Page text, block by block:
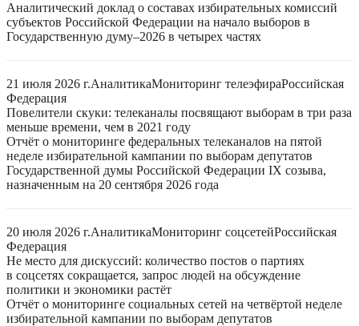
Аналитический доклад о составах избирательных комиссий
субъектов Российской Федерации на начало выборов в
Государственную думу–2026 в четырех частях
21 июля 2026 г.АналитикаМониторинг телеэфираРоссийская
Федерация
Повелители скуки: телеканалы посвящают выборам в три раза
меньше времени, чем в 2021 году
Отчёт о мониторинге федеральных телеканалов на пятой
неделе избирательной кампании по выборам депутатов
Государственной думы Российской Федерации IX созыва,
назначенным на 20 сентября 2026 года
20 июля 2026 г.АналитикаМониторинг соцсетейРоссийская
Федерация
Не место для дискуссий: количество постов о партиях
в соцсетях сокращается, запрос людей на обсуждение
политики и экономики растёт
Отчёт о мониторинге социальных сетей на четвёртой неделе
избирательной кампании по выборам депутатов